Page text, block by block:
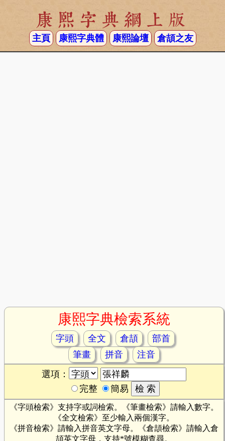
康熙字典網上版
主頁 康熙字典體 康熙論壇 倉頡之友
康熙字典檢索系統
字頭 全文 倉頡
部首
筆畫
拼音
注音
選項：
完整
簡易
《字頭檢索》支持字或詞檢索。《筆畫檢索》請輸入數字。
《全文檢索》至少輸入兩個漢字。
《拼音檢索》請輸入拼音英文字母。《倉頡檢索》請輸入倉
頡英文字母，支持*號模糊查尋。